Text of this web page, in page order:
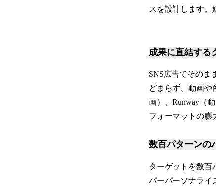
スを設計します。
成果に直結する
SNS広告でそのま
どまらず、動画や
画）、Runway（
フォーマットの膨
数百パターンの
ターゲットを数百
パーパーソナライ